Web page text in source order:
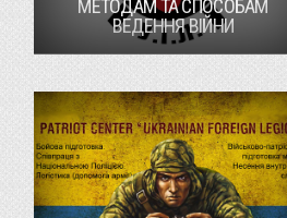
МЕТОДАМ ТА СПОСОБАМ
ВЕДЕННЯ ВІЙНИ